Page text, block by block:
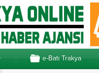
e-Batı Trakya